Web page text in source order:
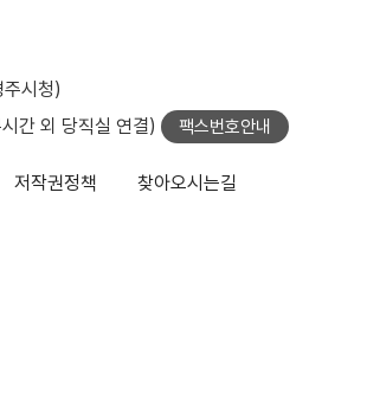
시청)
외 당직실 연결) 팩스번호안내
저작권정책 찾아오시는길